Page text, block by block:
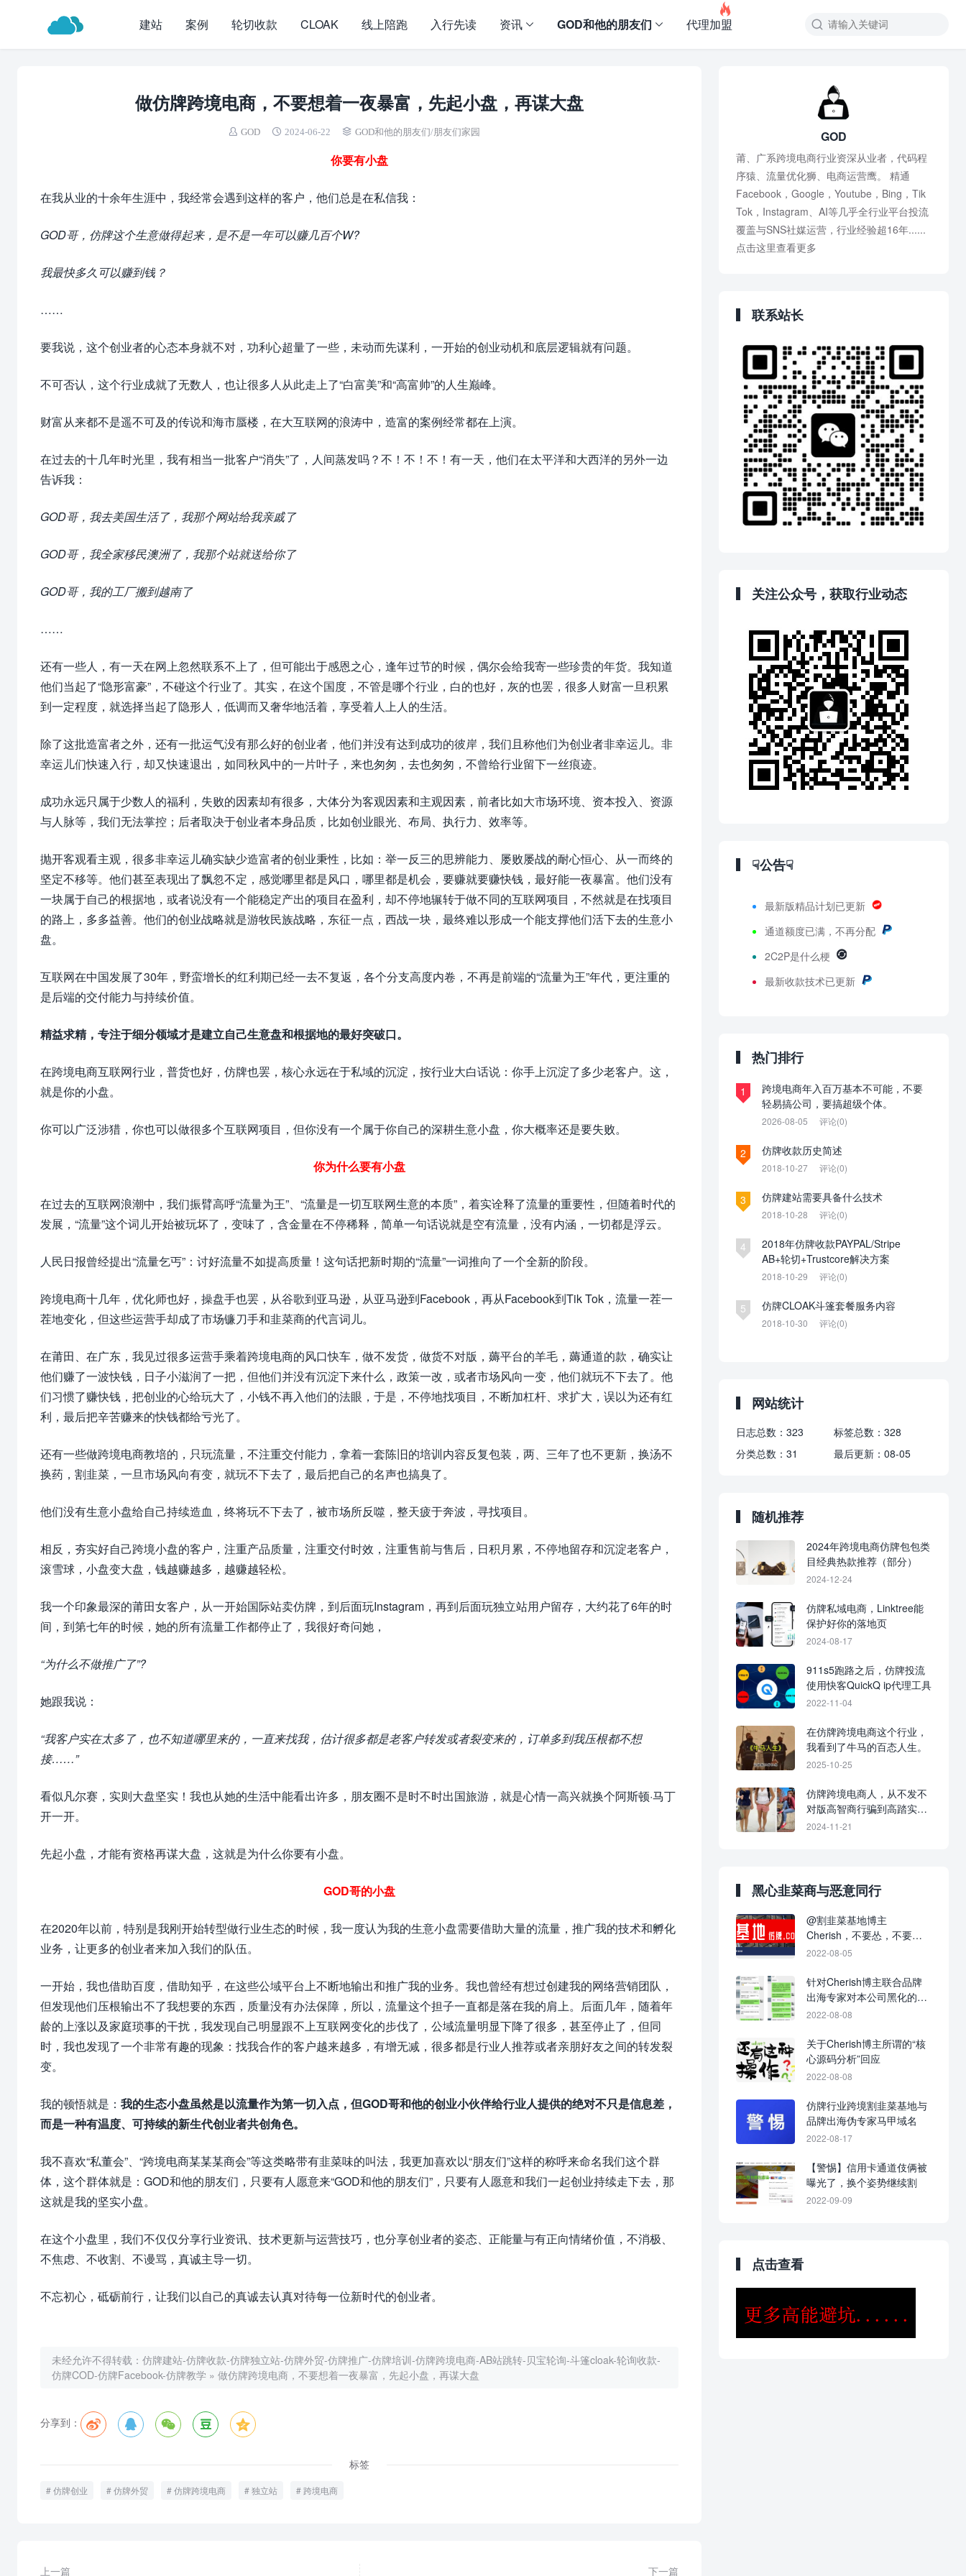
建站 案例 轮切收款 CLOAK 线上陪跑 入行先读 资讯 GOD和他的朋友们 代理加盟

做仿牌跨境电商，不要想着一夜暴富，先起小盘，再谋大盘
GOD 2024-06-22 GOD和他的朋友们/朋友们家园
你要有小盘
在我从业的十余年生涯中，我经常会遇到这样的客户，他们总是在私信我：
GOD哥，仿牌这个生意做得起来，是不是一年可以赚几百个W?
我最快多久可以赚到钱？
……
要我说，这个创业者的心态本身就不对，功利心超量了一些，未动而先谋利，一开始的创业动机和底层逻辑就有问题。
不可否认，这个行业成就了无数人，也让很多人从此走上了“白富美”和“高富帅”的人生巅峰。
财富从来都不是遥不可及的传说和海市蜃楼，在大互联网的浪涛中，造富的案例经常都在上演。
在过去的十几年时光里，我有相当一批客户“消失”了，人间蒸发吗？不！不！不！有一天，他们在太平洋和大西洋的另外一边
告诉我：
GOD哥，我去美国生活了，我那个网站给我亲戚了
GOD哥，我全家移民澳洲了，我那个站就送给你了
GOD哥，我的工厂搬到越南了
……
还有一些人，有一天在网上忽然联系不上了，但可能出于感恩之心，逢年过节的时候，偶尔会给我寄一些珍贵的年货。我知道
他们当起了“隐形富豪”，不碰这个行业了。其实，在这个国度，不管是哪个行业，白的也好，灰的也罢，很多人财富一旦积累
到一定程度，就选择当起了隐形人，低调而又奢华地活着，享受着人上人的生活。
除了这批造富者之外，还有一批运气没有那么好的创业者，他们并没有达到成功的彼岸，我们且称他们为创业者非幸运儿。非
幸运儿们快速入行，却又快速退出，如同秋风中的一片叶子，来也匆匆，去也匆匆，不曾给行业留下一丝痕迹。
成功永远只属于少数人的福利，失败的因素却有很多，大体分为客观因素和主观因素，前者比如大市场环境、资本投入、资源
与人脉等，我们无法掌控；后者取决于创业者本身品质，比如创业眼光、布局、执行力、效率等。
抛开客观看主观，很多非幸运儿确实缺少造富者的创业秉性，比如：举一反三的思辨能力、屡败屡战的耐心恒心、从一而终的
坚定不移等。他们甚至表现出了飘忽不定，感觉哪里都是风口，哪里都是机会，要赚就要赚快钱，最好能一夜暴富。他们没有
一块属于自己的根据地，或者说没有一个能稳定产出的项目在盈利，却不停地辗转于做不同的互联网项目，不然就是在找项目
的路上，多多益善。他们的创业战略就是游牧民族战略，东征一点，西战一块，最终难以形成一个能支撑他们活下去的生意小
盘。
互联网在中国发展了30年，野蛮增长的红利期已经一去不复返，各个分支高度内卷，不再是前端的“流量为王”年代，更注重的
是后端的交付能力与持续价值。
精益求精，专注于细分领域才是建立自己生意盘和根据地的最好突破口。
在跨境电商互联网行业，普货也好，仿牌也罢，核心永远在于私域的沉淀，按行业大白话说：你手上沉淀了多少老客户。这，
就是你的小盘。
你可以广泛涉猎，你也可以做很多个互联网项目，但你没有一个属于你自己的深耕生意小盘，你大概率还是要失败。
你为什么要有小盘
在过去的互联网浪潮中，我们振臂高呼“流量为王”、“流量是一切互联网生意的本质”，着实诠释了流量的重要性，但随着时代的
发展，“流量”这个词儿开始被玩坏了，变味了，含金量在不停稀释，简单一句话说就是空有流量，没有内涵，一切都是浮云。
人民日报曾经提出“流量乞丐”：讨好流量不如提高质量！这句话把新时期的“流量”一词推向了一个全新的阶段。
跨境电商十几年，优化师也好，操盘手也罢，从谷歌到亚马逊，从亚马逊到Facebook，再从Facebook到Tik Tok，流量一茬一
茬地变化，但这些运营手却成了市场镰刀手和韭菜商的代言词儿。
在莆田、在广东，我见过很多运营手乘着跨境电商的风口快车，做不发货，做货不对版，薅平台的羊毛，薅通道的款，确实让
他们赚了一波快钱，日子小滋润了一把，但他们并没有沉淀下来什么，政策一改，或者市场风向一变，他们就玩不下去了。他
们习惯了赚快钱，把创业的心给玩大了，小钱不再入他们的法眼，于是，不停地找项目，不断加杠杆、求扩大，误以为还有红
利，最后把辛苦赚来的快钱都给亏光了。
还有一些做跨境电商教培的，只玩流量，不注重交付能力，拿着一套陈旧的培训内容反复包装，两、三年了也不更新，换汤不
换药，割韭菜，一旦市场风向有变，就玩不下去了，最后把自己的名声也搞臭了。
他们没有生意小盘给自己持续造血，终将玩不下去了，被市场所反噬，整天疲于奔波，寻找项目。
相反，夯实好自己跨境小盘的客户，注重产品质量，注重交付时效，注重售前与售后，日积月累，不停地留存和沉淀老客户，
滚雪球，小盘变大盘，钱越赚越多，越赚越轻松。
我一个印象最深的莆田女客户，从一开始国际站卖仿牌，到后面玩Instagram，再到后面玩独立站用户留存，大约花了6年的时
间，到第七年的时候，她的所有流量工作都停止了，我很好奇问她，
“为什么不做推广了”?
她跟我说：
“我客户实在太多了，也不知道哪里来的，一直来找我，估计很多都是老客户转发或者裂变来的，订单多到我压根都不想
接……”
看似凡尔赛，实则大盘坚实！我也从她的生活中能看出许多，朋友圈不是时不时出国旅游，就是心情一高兴就换个阿斯顿·马丁
开一开。
先起小盘，才能有资格再谋大盘，这就是为什么你要有小盘。
GOD哥的小盘
在2020年以前，特别是我刚开始转型做行业生态的时候，我一度认为我的生意小盘需要借助大量的流量，推广我的技术和孵化
业务，让更多的创业者来加入我们的队伍。
一开始，我也借助百度，借助知乎，在这些公域平台上不断地输出和推广我的业务。我也曾经有想过创建我的网络营销团队，
但发现他们压根输出不了我想要的东西，质量没有办法保障，所以，流量这个担子一直都是落在我的肩上。后面几年，随着年
龄的上涨以及家庭琐事的干扰，我发现自己明显跟不上互联网变化的步伐了，公域流量明显下降了很多，甚至停止了，但同
时，我也发现了一个非常有趣的现象：找我合作的客户越来越多，有增无减，很多都是行业人推荐或者亲朋好友之间的转发裂
变。
我的顿悟就是： 我的生态小盘虽然是以流量作为第一切入点，但GOD哥和他的创业小伙伴给行业人提供的绝对不只是信息差，
而是一种有温度、可持续的新生代创业者共创角色。
我不喜欢“私董会”、“跨境电商某某某商会”等这类略带有韭菜味的叫法，我更加喜欢以“朋友们”这样的称呼来命名我们这个群
体，这个群体就是：GOD和他的朋友们，只要有人愿意来“GOD和他的朋友们”，只要有人愿意和我们一起创业持续走下去，那
这就是我的坚实小盘。
在这个小盘里，我们不仅仅分享行业资讯、技术更新与运营技巧，也分享创业者的姿态、正能量与有正向情绪价值，不消极、
不焦虑、不收割、不谩骂，真诚主导一切。
不忘初心，砥砺前行，让我们以自己的真诚去认真对待每一位新时代的创业者。
未经允许不得转载： 仿牌建站-仿牌收款-仿牌独立站-仿牌外贸-仿牌推广-仿牌培训-仿牌跨境电商-AB站跳转-贝宝轮询-斗篷cloak-轮询收款-
仿牌COD-仿牌Facebook-仿牌教学 » 做仿牌跨境电商，不要想着一夜暴富，先起小盘，再谋大盘
分享到：
标签
仿牌创业 仿牌外贸 仿牌跨境电商 独立站 跨境电商
上一篇 下一篇
GOD
莆、广系跨境电商行业资深从业者，代码程
序猿、流量优化狮、电商运营鹰。 精通
Facebook，Google，Youtube，Bing，Tik
Tok，Instagram、AI等几乎全行业平台投流
覆盖与SNS社媒运营，行业经验超16年......
点击这里查看更多
联系站长
关注公众号，获取行业动态
☟公告☟
最新版精品计划已更新
通道额度已满，不再分配
2C2P是什么梗
最新收款技术已更新
热门排行
1
跨境电商年入百万基本不可能，不要
轻易搞公司，要搞超级个体。
2026-08-05 评论(0)
2 仿牌收款历史简述
2018-10-27 评论(0)
3 仿牌建站需要具备什么技术
2018-10-28 评论(0)
4
2018年仿牌收款PAYPAL/Stripe
AB+轮切+Trustcore解决方案
2018-10-29 评论(0)
5 仿牌CLOAK斗篷套餐服务内容
2018-10-30 评论(0)
网站统计
日志总数： 323 标签总数： 328
分类总数： 31 最后更新： 08-05
随机推荐
2024年跨境电商仿牌包包类
目经典热款推荐（部分）
2024-12-24
仿牌私域电商，Linktree能
保护好你的落地页
2024-08-17
911s5跑路之后，仿牌投流
使用快客QuickQ ip代理工具
2022-11-04
在仿牌跨境电商这个行业，
我看到了牛马的百态人生。
2025-10-25
仿牌跨境电商人，从不发不
对版高智商行骗到高踏实从
良记
2024-11-21
黑心韭菜商与恶意同行
@割韭菜基地博主
Cherish，不要怂，不要不
回应，不要当缩头乌龟！
2022-08-05
针对Cherish博主联合品牌
出海专家对本公司黑化的战
争进展图
2022-08-08
关于Cherish博主所谓的“核
心源码分析”回应
2022-08-08
仿牌行业跨境割韭菜基地与
品牌出海伪专家马甲域名
2022-08-17
【警惕】信用卡通道伎俩被
曝光了，换个姿势继续割
2022-09-09
点击查看